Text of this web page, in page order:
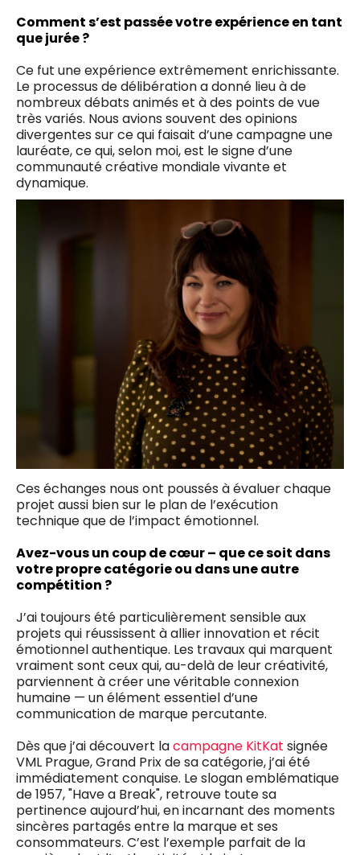
Comment s’est passée votre expérience en tant
que jurée ?
Ce fut une expérience extrêmement enrichissante.
Le processus de délibération a donné lieu à de
nombreux débats animés et à des points de vue
très variés. Nous avions souvent des opinions
divergentes sur ce qui faisait d’une campagne une
lauréate, ce qui, selon moi, est le signe d’une
communauté créative mondiale vivante et
dynamique.
Ces échanges nous ont poussés à évaluer chaque
projet aussi bien sur le plan de l’exécution
technique que de l’impact émotionnel.
Avez-vous un coup de cœur – que ce soit dans
votre propre catégorie ou dans une autre
compétition ?
J’ai toujours été particulièrement sensible aux
projets qui réussissent à allier innovation et récit
émotionnel authentique. Les travaux qui marquent
vraiment sont ceux qui, au-delà de leur créativité,
parviennent à créer une véritable connexion
humaine — un élément essentiel d’une
communication de marque percutante.
Dès que j’ai découvert lacampagne KitKat signée
VML Prague, Grand Prix de sa catégorie, j’ai été
immédiatement conquise. Le slogan emblématique
de 1957, "Have a Break", retrouve toute sa
pertinence aujourd’hui, en incarnant des moments
sincères partagés entre la marque et ses
consommateurs. C’est l’exemple parfait de la